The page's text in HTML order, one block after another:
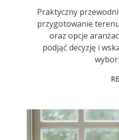
Praktyczny
przygotowanie
oraz opcje
podjąć decyzję i